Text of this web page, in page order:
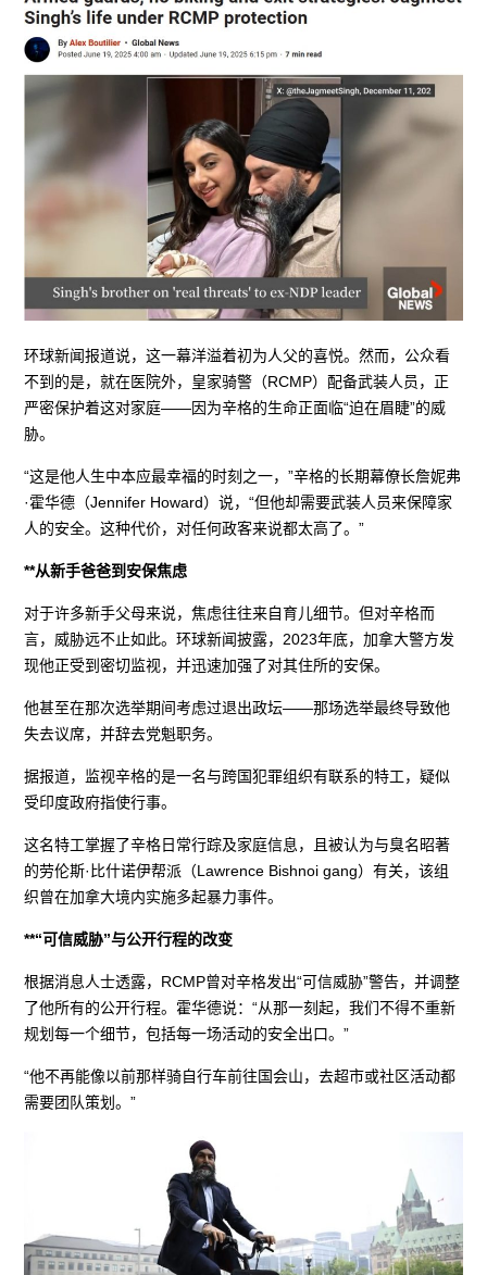
环球新闻报道说，这一幕洋溢着初为人父的喜悦。然而，公众看
不到的是，就在医院外，皇家骑警（RCMP）配备武装人员，正
严密保护着这对家庭——因为辛格的生命正面临“迫在眉睫”的威
胁。
“这是他人生中本应最幸福的时刻之一，”辛格的长期幕僚长詹妮弗
·霍华德（Jennifer Howard）说，“但他却需要武装人员来保障家
人的安全。这种代价，对任何政客来说都太高了。”
**从新手爸爸到安保焦虑
对于许多新手父母来说，焦虑往往来自育儿细节。但对辛格而
言，威胁远不止如此。环球新闻披露，2023年底，加拿大警方发
现他正受到密切监视，并迅速加强了对其住所的安保。
他甚至在那次选举期间考虑过退出政坛——那场选举最终导致他
失去议席，并辞去党魁职务。
据报道，监视辛格的是一名与跨国犯罪组织有联系的特工，疑似
受印度政府指使行事。
这名特工掌握了辛格日常行踪及家庭信息，且被认为与臭名昭著
的劳伦斯·比什诺伊帮派（Lawrence Bishnoi gang）有关，该组
织曾在加拿大境内实施多起暴力事件。
**“可信威胁”与公开行程的改变
根据消息人士透露，RCMP曾对辛格发出“可信威胁”警告，并调整
了他所有的公开行程。霍华德说：“从那一刻起，我们不得不重新
规划每一个细节，包括每一场活动的安全出口。”
“他不再能像以前那样骑自行车前往国会山，去超市或社区活动都
需要团队策划。”